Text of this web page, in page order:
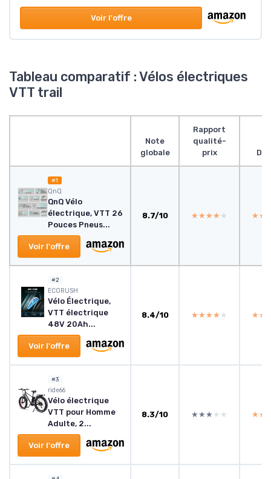
Voir l'offre
Tableau comparatif : Vélos électriques
VTT trail
Note
globale
Rapport
qualité-
prix
#1
QnQ
QnQ Vélo
électrique, VTT 26
Pouces Pneus...
Voir l'offre
8.7/10 ★★★★★
★★★★★
#2
ECORUSH
Vélo Électrique,
VTT électrique
48V 20Ah...
Voir l'offre
8.4/10 ★★★★★
★★★★★
#3
ride66
Vélo électrique
VTT pour Homme
Adulte, 2...
Voir l'offre
8.3/10 ★★★★★
★★★★★